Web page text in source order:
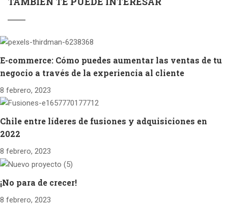
E-commerce: Cómo puedes aumentar las ventas de tu
negocio a través de la experiencia al cliente
8 febrero, 2023
Chile entre líderes de fusiones y adquisiciones en
2022
8 febrero, 2023
¡No para de crecer!
8 febrero, 2023